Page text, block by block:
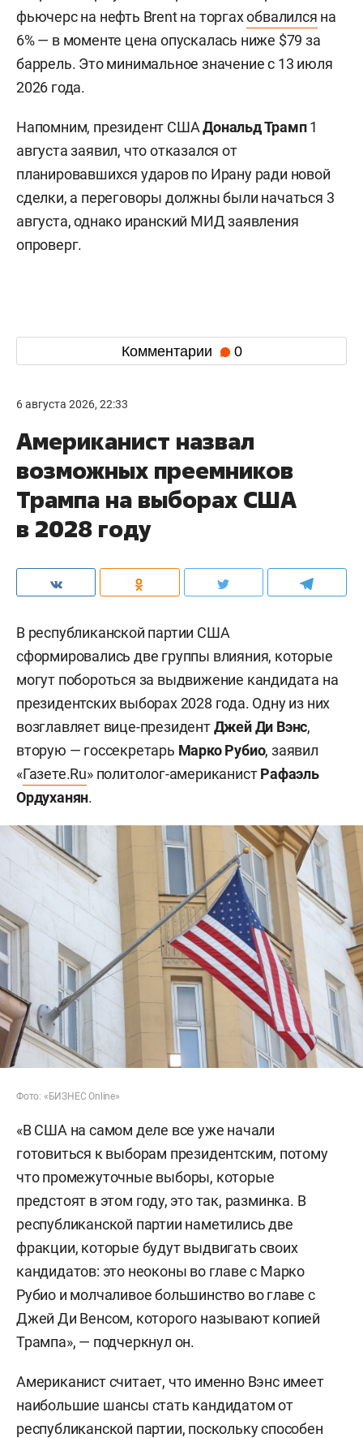
фьючерс на нефть Brent на торгахобвалился на
6% — в моменте цена опускалась ниже $79 за
баррель. Это минимальное значение с 13 июля
2026 года.
Напомним, президент СШАДональд Трамп1
августа заявил, что отказался от
планировавшихся ударов по Ирану ради новой
сделки, а переговоры должны были начаться 3
августа, однако иранский МИД заявления
опроверг.
Комментарии 0
6 августа 2026, 22:33
Американист назвал
возможных преемников
Трампа на выборах США
в 2028 году
В республиканской партии США
сформировались две группы влияния, которые
могут побороться за выдвижение кандидата на
президентских выборах 2028 года. Одну из них
возглавляет вице-президентДжей Ди Вэнс,
вторую — госсекретарь Марко Рубио, заявил
«Газете.Ru» политолог-американистРафаэль
Ордуханян.
Фото: «БИЗНЕС Online»
«В США на самом деле все уже начали
готовиться к выборам президентским, потому
что промежуточные выборы, которые
предстоят в этом году, это так, разминка. В
республиканской партии наметились две
фракции, которые будут выдвигать своих
кандидатов: это неоконы во главе с Марко
Рубио и молчаливое большинство во главе с
Джей Ди Венсом, которого называют копией
Трампа», — подчеркнул он.
Американист считает, что именно Вэнс имеет
наибольшие шансы стать кандидатом от
республиканской партии, поскольку способен